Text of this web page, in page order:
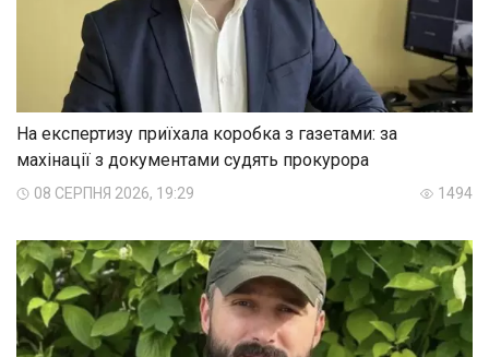
На експертизу приїхала коробка з газетами: за
махінації з документами судять прокурора
08 СЕРПНЯ 2026, 19:29 1494